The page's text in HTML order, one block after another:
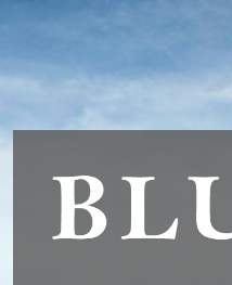
Wir verwenden Cookies, um
unserer Website zu bieten.
You can find out more about